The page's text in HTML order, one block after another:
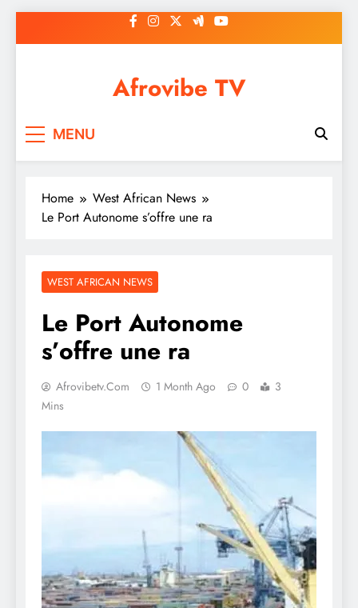
to
Afrovibe TV
MENU
Home
West African News
Le Port Autonome s’offre une ra
WEST AFRICAN NEWS
Le Port Autonome
s’offre une ra
Afrovibetv.com 1 Month Ago 0
3
Mins